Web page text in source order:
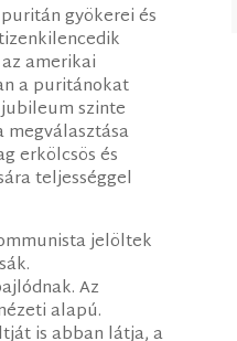
gyökerei és
amerikai
a puritánokat
szinte
megválasztása
erkölcsös és
teljességgel
jelöltek
Az
alapú.
is abban látja, a